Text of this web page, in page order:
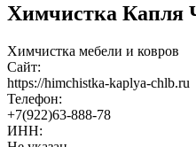
Химчистка Капля
Химчистка мебели и ковров
Сайт:
https://himchistka-kaplya-chlb.ru
Телефон:
+7(922)63-888-78
ИНН: